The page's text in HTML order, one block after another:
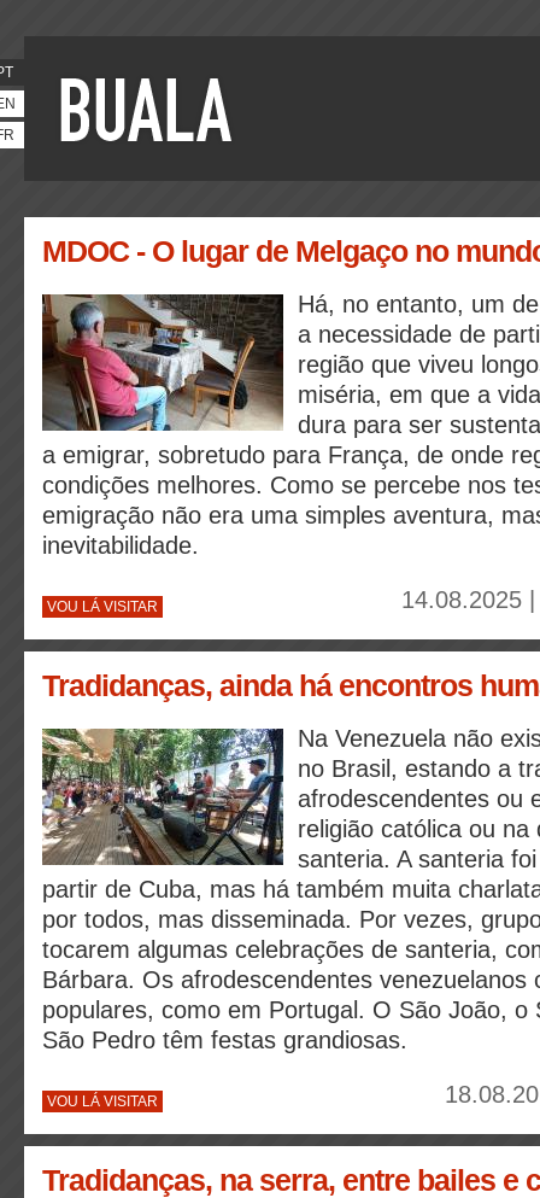
MDOC - O lugar de Melgaço no
Há, no entanto, um
a necessidade de
região que viveu
miséria, em que a
dura para ser
a emigrar, sobretudo para França, de onde
condições melhores. Como se percebe nos
emigração não era uma simples aventura,
inevitabilidade.
VOU LÁ VISITAR 14.08.2025
Tradidanças, ainda há encontros
Na Venezuela não
no Brasil, estando a
afrodescendentes ou
religião católica ou na
santeria. A santeria
partir de Cuba, mas há também muita
por todos, mas disseminada. Por vezes,
tocarem algumas celebrações de santeria,
Bárbara. Os afrodescendentes venezuelanos
populares, como em Portugal. O São João, o
São Pedro têm festas grandiosas.
VOU LÁ VISITAR
Tradidanças, na serra, entre bailes e